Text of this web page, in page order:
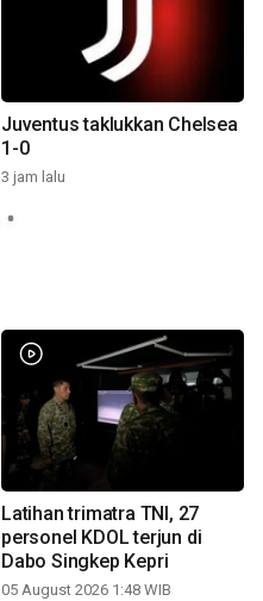
Juventus taklukkan Chelsea
1-0
3 jam lalu
Latihan trimatra TNI, 27
personel KDOL terjun di
Dabo Singkep Kepri
05 August 2026 1:48 WIB